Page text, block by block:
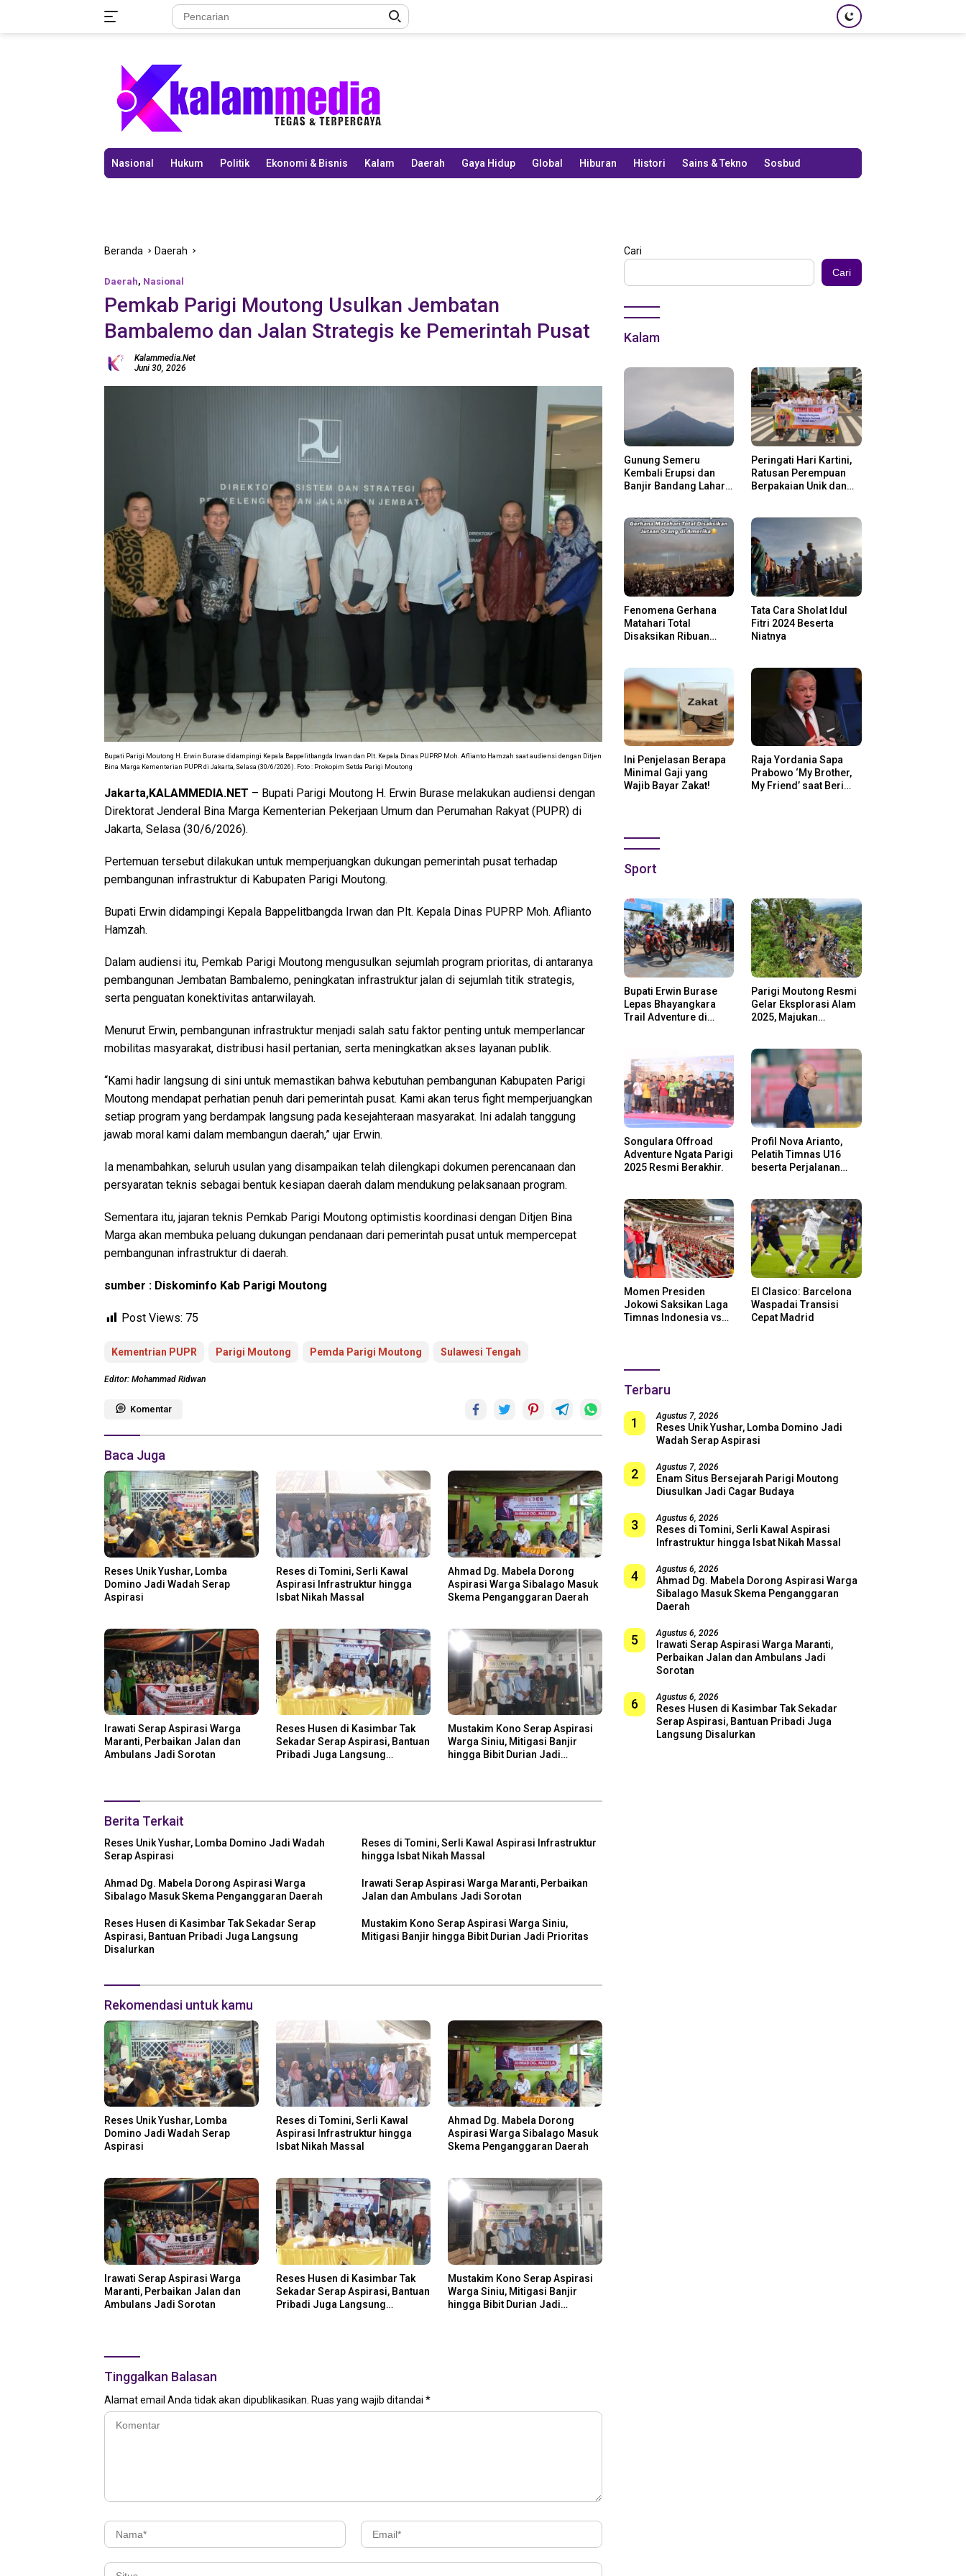
Nasional Hukum Politik Ekonomi & Bisnis Kalam Daerah Gaya Hidup Global Hiburan Histori Sains & Tekno Sosbud
Beranda Daerah
Daerah, Nasional
Pemkab Parigi Moutong Usulkan Jembatan
Bambalemo dan Jalan Strategis ke Pemerintah Pusat
Kalammedia.net
Juni 30, 2026
Bupati Parigi Moutong H. Erwin Burase didampingi Kepala Bappelitbangda Irwan dan Plt. Kepala Dinas PUPRP Moh. Aflianto Hamzah saat audiensi dengan Ditjen
Bina Marga Kementerian PUPR di Jakarta, Selasa (30/6/2026). Foto : Prokopim Setda Parigi Moutong
Jakarta,KALAMMEDIA.NET – Bupati Parigi Moutong H. Erwin Burase melakukan audiensi dengan
Direktorat Jenderal Bina Marga Kementerian Pekerjaan Umum dan Perumahan Rakyat (PUPR) di
Jakarta, Selasa (30/6/2026).
Pertemuan tersebut dilakukan untuk memperjuangkan dukungan pemerintah pusat terhadap
pembangunan infrastruktur di Kabupaten Parigi Moutong.
Bupati Erwin didampingi Kepala Bappelitbangda Irwan dan Plt. Kepala Dinas PUPRP Moh. Aflianto
Hamzah.
Dalam audiensi itu, Pemkab Parigi Moutong mengusulkan sejumlah program prioritas, di antaranya
pembangunan Jembatan Bambalemo, peningkatan infrastruktur jalan di sejumlah titik strategis,
serta penguatan konektivitas antarwilayah.
Menurut Erwin, pembangunan infrastruktur menjadi salah satu faktor penting untuk memperlancar
mobilitas masyarakat, distribusi hasil pertanian, serta meningkatkan akses layanan publik.
“Kami hadir langsung di sini untuk memastikan bahwa kebutuhan pembangunan Kabupaten Parigi
Moutong mendapat perhatian penuh dari pemerintah pusat. Kami akan terus fight memperjuangkan
setiap program yang berdampak langsung pada kesejahteraan masyarakat. Ini adalah tanggung
jawab moral kami dalam membangun daerah,” ujar Erwin.
Ia menambahkan, seluruh usulan yang disampaikan telah dilengkapi dokumen perencanaan dan
persyaratan teknis sebagai bentuk kesiapan daerah dalam mendukung pelaksanaan program.
Sementara itu, jajaran teknis Pemkab Parigi Moutong optimistis koordinasi dengan Ditjen Bina
Marga akan membuka peluang dukungan pendanaan dari pemerintah pusat untuk mempercepat
pembangunan infrastruktur di daerah.
sumber : Diskominfo Kab Parigi Moutong
Post Views: 75
Kementrian PUPR Parigi Moutong Pemda Parigi Moutong Sulawesi Tengah
Editor: Mohammad Ridwan
Komentar
Baca Juga
Reses Unik Yushar, Lomba
Domino Jadi Wadah Serap
Aspirasi
Reses di Tomini, Serli Kawal
Aspirasi Infrastruktur hingga
Isbat Nikah Massal
Ahmad Dg. Mabela Dorong
Aspirasi Warga Sibalago Masuk
Skema Penganggaran Daerah
Irawati Serap Aspirasi Warga
Maranti, Perbaikan Jalan dan
Ambulans Jadi Sorotan
Reses Husen di Kasimbar Tak
Sekadar Serap Aspirasi, Bantuan
Pribadi Juga Langsung
Mustakim Kono Serap Aspirasi
Warga Siniu, Mitigasi Banjir
hingga Bibit Durian Jadi
Berita Terkait
Reses Unik Yushar, Lomba Domino Jadi Wadah
Serap Aspirasi
Reses di Tomini, Serli Kawal Aspirasi Infrastruktur
hingga Isbat Nikah Massal
Ahmad Dg. Mabela Dorong Aspirasi Warga
Sibalago Masuk Skema Penganggaran Daerah
Irawati Serap Aspirasi Warga Maranti, Perbaikan
Jalan dan Ambulans Jadi Sorotan
Reses Husen di Kasimbar Tak Sekadar Serap
Aspirasi, Bantuan Pribadi Juga Langsung
Disalurkan
Mustakim Kono Serap Aspirasi Warga Siniu,
Mitigasi Banjir hingga Bibit Durian Jadi Prioritas
Rekomendasi untuk kamu
Reses Unik Yushar, Lomba
Domino Jadi Wadah Serap
Aspirasi
Reses di Tomini, Serli Kawal
Aspirasi Infrastruktur hingga
Isbat Nikah Massal
Ahmad Dg. Mabela Dorong
Aspirasi Warga Sibalago Masuk
Skema Penganggaran Daerah
Irawati Serap Aspirasi Warga
Maranti, Perbaikan Jalan dan
Ambulans Jadi Sorotan
Reses Husen di Kasimbar Tak
Sekadar Serap Aspirasi, Bantuan
Pribadi Juga Langsung
Mustakim Kono Serap Aspirasi
Warga Siniu, Mitigasi Banjir
hingga Bibit Durian Jadi
Tinggalkan Balasan
Alamat email Anda tidak akan dipublikasikan. Ruas yang wajib ditandai *
Cari
Cari
Kalam
Gunung Semeru
Kembali Erupsi dan
Banjir Bandang Lahar
Peringati Hari Kartini,
Ratusan Perempuan
Berpakaian Unik dan
Fenomena Gerhana
Matahari Total
Disaksikan Ribuan
Tata Cara Sholat Idul
Fitri 2024 Beserta
Niatnya
Ini Penjelasan Berapa
Minimal Gaji yang
Wajib Bayar Zakat!
Raja Yordania Sapa
Prabowo ‘My Brother,
My Friend’ saat Beri
Sport
Bupati Erwin Burase
Lepas Bhayangkara
Trail Adventure di
Parigi Moutong Resmi
Gelar Eksplorasi Alam
2025, Majukan
Songulara Offroad
Adventure Ngata Parigi
2025 Resmi Berakhir.
Profil Nova Arianto,
Pelatih Timnas U16
beserta Perjalanan
Momen Presiden
Jokowi Saksikan Laga
Timnas Indonesia vs
El Clasico: Barcelona
Waspadai Transisi
Cepat Madrid
Terbaru
1 Agustus 7, 2026
Reses Unik Yushar, Lomba Domino Jadi
Wadah Serap Aspirasi
2 Agustus 7, 2026
Enam Situs Bersejarah Parigi Moutong
Diusulkan Jadi Cagar Budaya
3 Agustus 6, 2026
Reses di Tomini, Serli Kawal Aspirasi
Infrastruktur hingga Isbat Nikah Massal
4 Agustus 6, 2026
Ahmad Dg. Mabela Dorong Aspirasi Warga
Sibalago Masuk Skema Penganggaran
Daerah
5 Agustus 6, 2026
Irawati Serap Aspirasi Warga Maranti,
Perbaikan Jalan dan Ambulans Jadi
Sorotan
6 Agustus 6, 2026
Reses Husen di Kasimbar Tak Sekadar
Serap Aspirasi, Bantuan Pribadi Juga
Langsung Disalurkan